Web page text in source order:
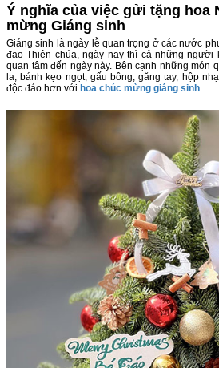
Ý nghĩa của việc gửi tặng hoa
mừng Giáng sinh
Giáng sinh là ngày lễ quan trọng ở các nước
đạo Thiên chúa, ngày nay thì cả những người
quan tâm đến ngày này. Bên cạnh những món
la, bánh kẹo ngọt, gấu bông, găng tay, hộp
độc đáo hơn với hoa chúc mừng giáng sinh